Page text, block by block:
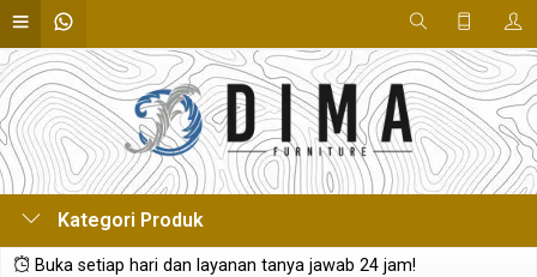
Kategori Produk
Buka setiap hari dan layanan tanya jawab 24 jam!